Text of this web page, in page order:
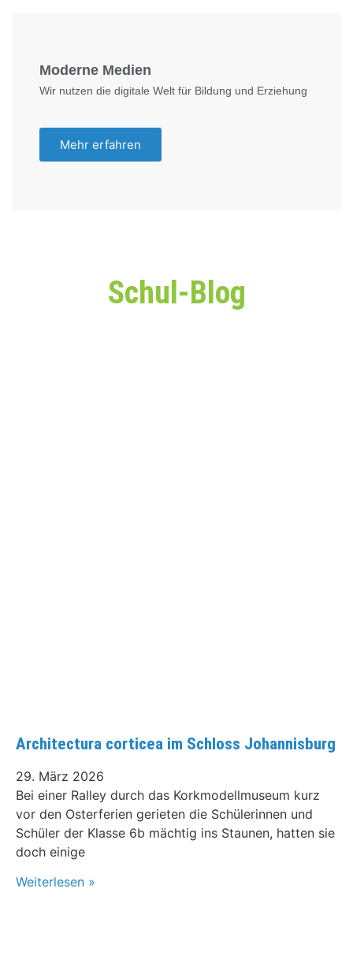
Moderne Medien
Wir nutzen die digitale Welt für Bildung und Erziehung
Mehr erfahren
Schul-Blog
Architectura corticea im Schloss Johannisburg
29. März 2026
Bei einer Ralley durch das Korkmodellmuseum kurz
vor den Osterferien gerieten die Schülerinnen und
Schüler der Klasse 6b mächtig ins Staunen, hatten sie
doch einige
Weiterlesen »